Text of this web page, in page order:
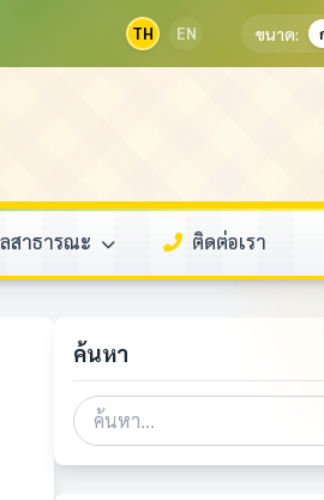
TH EN ขนาด:
สาธารณะ ติดต่อเรา
ค้นหา